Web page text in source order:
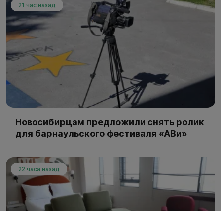
21 час назад
Новосибирцам предложили снять ролик
для барнаульского фестиваля «АВи»
22 часа назад